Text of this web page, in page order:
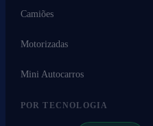
Camiões
Motorizadas
Mini Autocarros
POR TECNOLOGIA